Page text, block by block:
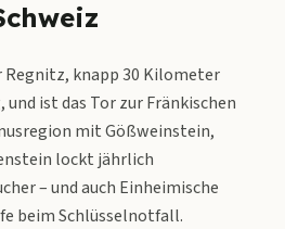
knapp 30 Kilometer
ist das Tor zur Fränkischen
mit Gößweinstein,
lockt jährlich
– und auch Einheimische
beim Schlüsselnotfall.